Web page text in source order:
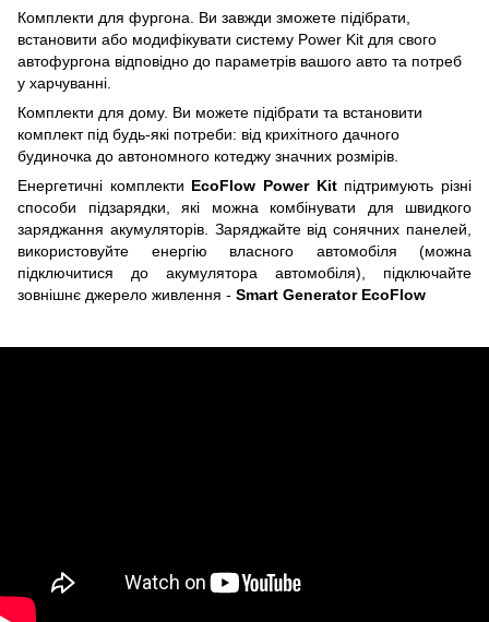
Комплекти для фургона. Ви завжди зможете підібрати,
встановити або модифікувати систему Power Kit для свого
автофургона відповідно до параметрів вашого авто та потреб
у харчуванні.
Комплекти для дому. Ви можете підібрати та встановити
комплект під будь-які потреби: від крихітного дачного
будиночка до автономного котеджу значних розмірів.
Енергетичні комплекти EcoFlow Power Kitпідтримують різні
способи підзарядки, які можна комбінувати для швидкого
заряджання акумуляторів. Заряджайте від сонячних панелей,
використовуйте енергію власного автомобіля (можна
підключитися до акумулятора автомобіля), підключайте
зовнішнє джерело живлення - Smart Generator EcoFlow